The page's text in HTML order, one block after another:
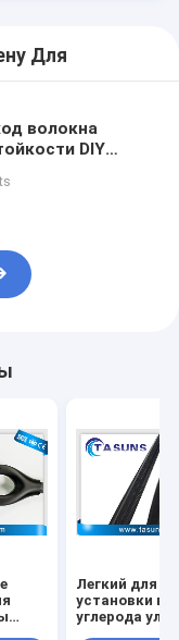
Для
волокна
DIY
Легкий для
установки
углерода